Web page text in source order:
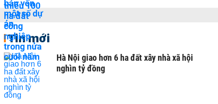
Tin mới
Hà Nội giao hơn 6 ha đất xây nhà xã hội
nghìn tỷ đồng